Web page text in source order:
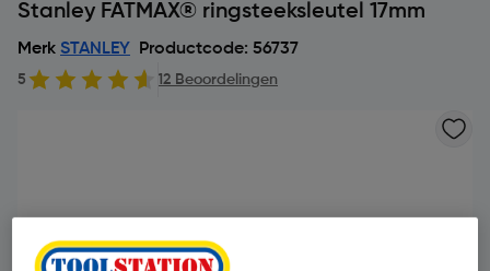
Stanley FATMAX® ringsteeksleutel 17mm
Merk STANLEY Productcode: 56737
5 12 Beoordelingen